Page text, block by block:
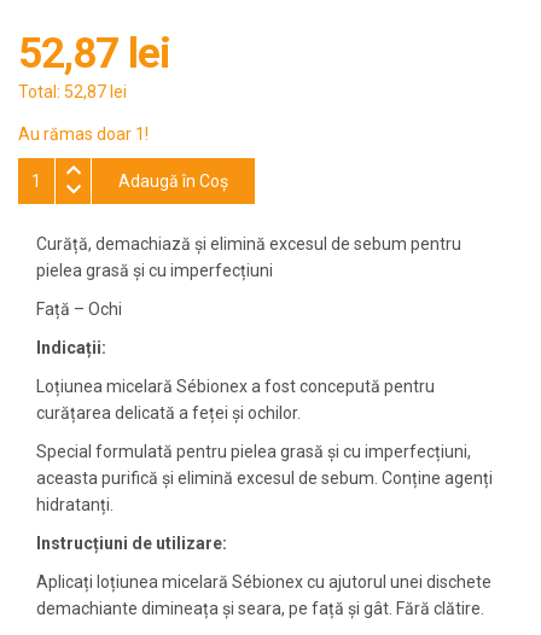
52,87 lei
Total: 52,87 lei
Au rămas doar 1!
Adaugă în Coş
Curăță, demachiază și elimină excesul de sebum pentru
pielea grasă și cu imperfecțiuni
Față – Ochi
Indicații:
Loțiunea micelară Sébionex a fost concepută pentru
curățarea delicată a feței și ochilor.
Special formulată pentru pielea grasă și cu imperfecțiuni,
aceasta purifică și elimină excesul de sebum. Conține agenți
hidratanți.
Instrucțiuni de utilizare:
Aplicați loțiunea micelară Sébionex cu ajutorul unei dischete
demachiante dimineața și seara, pe față și gât. Fără clătire.